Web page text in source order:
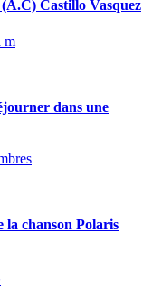
Castillo Vasquez
m
dans une
la chanson Polaris